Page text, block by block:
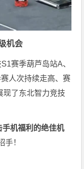
机会
赛季葫芦岛站A、
人次持续走高、赛
现了东北智力竞技
机福利的绝佳机
手！